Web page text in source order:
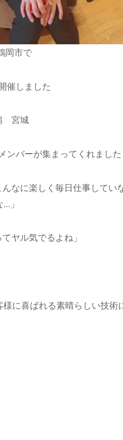
岡市で
催しました
宮城
ンバーが集まってくれました
なに楽しく毎日仕事してい
」
ヤル気でるよね」
に喜ばれる素晴らしい技術